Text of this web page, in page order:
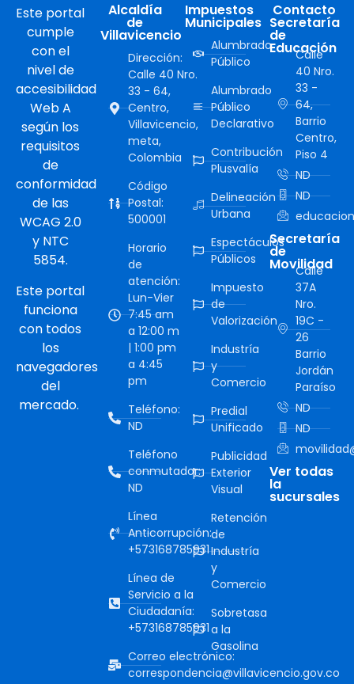
Este portal
cumple
con el
nivel de
accesibilidad
Web A
según los
requisitos
de
conformidad
de las
WCAG 2.0
y NTC
5854.
Este portal
funciona
con todos
los
navegadores
del
mercado.
Alcaldía
de
Villavicencio
Dirección:
Calle 40 Nro.
33 - 64,
Centro,
Villavicencio,
meta,
Colombia
Código
Postal:
500001
Horario
de
atención:
Lun-Vier
7:45 am
a 12:00 m
| 1:00 pm
a 4:45
pm
Teléfono:
ND
Teléfono
conmutador:
ND
Línea
Anticorrupción:
+573168785931
Línea de
Servicio a la
Ciudadanía:
+573168785931
Correo electrónico:
correspondencia@villavicencio.gov.co
Impuestos
Municipales
Alumbrado
Público
Alumbrado
Público
Declarativo
Contribución
Plusvalía
Delineación
Urbana
Espectáculos
Públicos
Impuesto
de
Valorización
Industría
y
Comercio
Predial
Unificado
Publicidad
Exterior
Visual
Retención
de
Industría
y
Comercio
Sobretasa
a la
Gasolina
Contacto
Secretaría
de
Educación
Calle
40 Nro.
33 -
64,
Barrio
Centro,
Piso 4
ND
ND
Secretaría
de
Movilidad
Calle
37A
Nro.
19C -
26
Barrio
Jordán
Paraíso
ND
ND
Ver todas
la
sucursales